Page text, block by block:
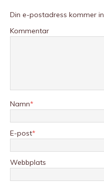
Din e-postadress kommer
Kommentar
Namn*
E-post*
Webbplats